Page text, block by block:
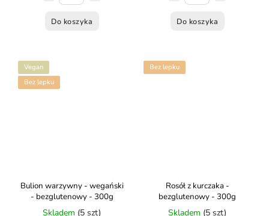
Do koszyka Do koszyka
Vegan
Bez lepku
Bulion warzywny - wegański
- bezglutenowy - 300g
Skladem (5 szt)
Bez lepku
Rosół z kurczaka -
bezglutenowy - 300g
Skladem (5 szt)